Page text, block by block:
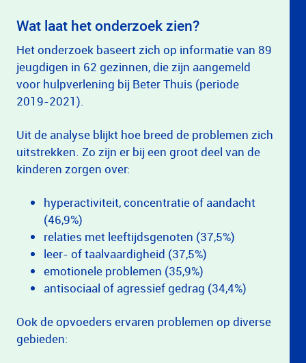
Wat laat het onderzoek zien?
Het onderzoek baseert zich op informatie van 89
jeugdigen in 62 gezinnen, die zijn aangemeld
voor hulpverlening bij Beter Thuis (periode
2019-2021).
Uit de analyse blijkt hoe breed de problemen zich
uitstrekken. Zo zijn er bij een groot deel van de
kinderen zorgen over:
hyperactiviteit, concentratie of aandacht
(46,9%)
relaties met leeftijdsgenoten (37,5%)
leer- of taalvaardigheid (37,5%)
emotionele problemen (35,9%)
antisociaal of agressief gedrag (34,4%)
Ook de opvoeders ervaren problemen op diverse
gebieden: